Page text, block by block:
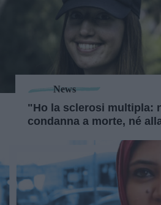
News
"Ho la sclerosi multipla:
condanna a morte, né